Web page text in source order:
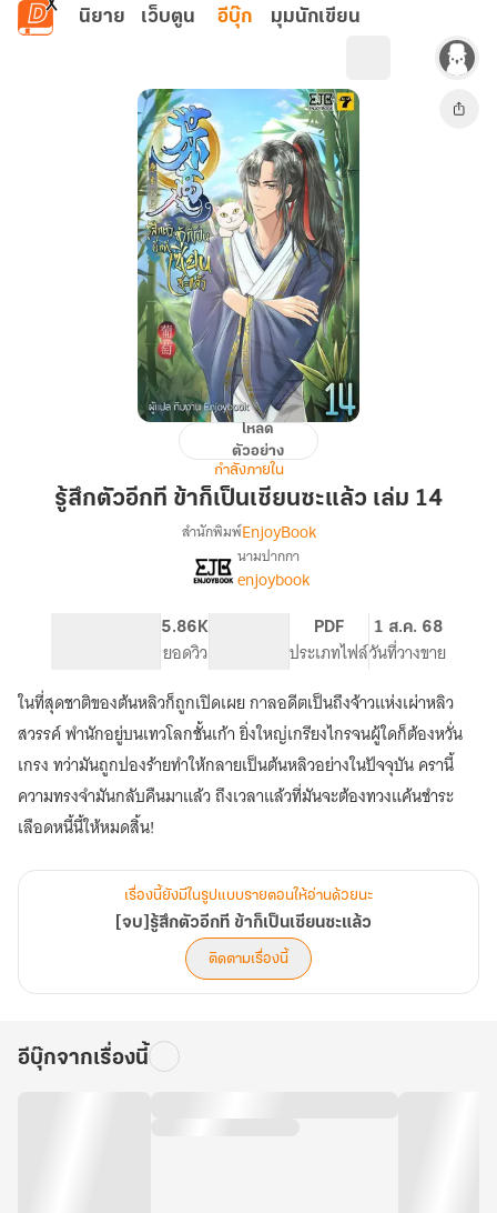
ข้ามไปยังเนื้อหาหลัก
นิยาย เว็บตูน อีบุ๊ก มุมนักเขียน
อีก
เซียน
แล้ว
เล่ม
14
โหลด
ตัวอย่าง
กำลังภายใน
รู้สึกตัวอีกที ข้าก็เป็นเซียนซะแล้ว เล่ม 14
เรื่อง [จบ]รู้สึก
ตัว
เป็น
เซียน
ซะ
แล้ว
สำนักพิมพ์EnjoyBook
นามปากกา
enjoybook
5.86K
ยอดวิว
PDF
ประเภทไฟล์
1 ส.ค. 68
วันที่วางขาย
ในที่สุดชาติของต้นหลิวก็ถูกเปิดเผย กาลอดีตเป็นถึงจ้าวแห่งเผ่าหลิว
สวรรค์ พำนักอยู่บนเทวโลกชั้นเก้า ยิ่งใหญ่เกรียงไกรจนผู้ใดก็ต้องหวั่น
เกรง ทว่ามันถูกปองร้ายทำให้กลายเป็นต้นหลิวอย่างในปัจจุบัน ครานี้
ความทรงจำมันกลับคืนมาแล้ว ถึงเวลาแล้วที่มันจะต้องทวงแค้นชำระ
เลือดหนี้นี้ให้หมดสิ้น!
เรื่องนี้ยังมีในรูปแบบรายตอนให้อ่านด้วยนะ
[จบ]รู้สึกตัวอีกที ข้าก็เป็นเซียนซะแล้ว
ติดตามเรื่องนี้
อีบุ๊กจากเรื่องนี้